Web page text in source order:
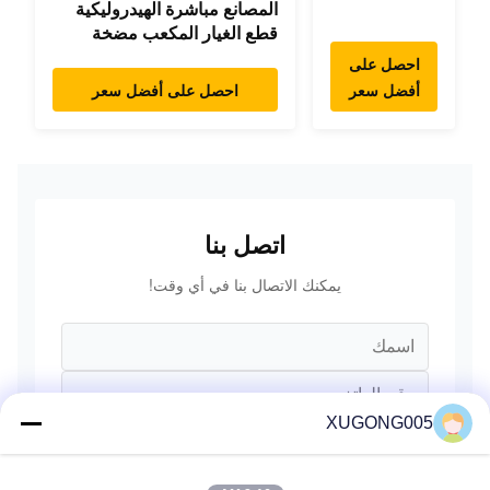
المتأرجح
لهيونداي يانمار
كوماتسو
احصل على
أفضل سعر
المصانع مباشرة الهيدروليكية
قطع الغيار المكعب مضخة
النموذج
PC/EX/EC/DH/DX/CAAT/SH
احصل على أفضل سعر
اتصل بنا
يمكنك الاتصال بنا في أي وقت!
XUGONG005